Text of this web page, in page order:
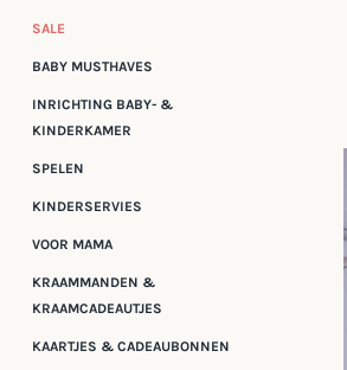
SALE
BABY MUSTHAVES
INRICHTING BABY- &
KINDERKAMER
SPELEN
KINDERSERVIES
VOOR MAMA
KRAAMMANDEN &
KRAAMCADEAUTJES
KAARTJES & CADEAUBONNEN